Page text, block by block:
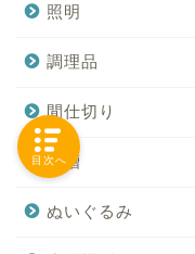
照明
調理品
間仕切り
水槽
ぬいぐるみ
目次へ